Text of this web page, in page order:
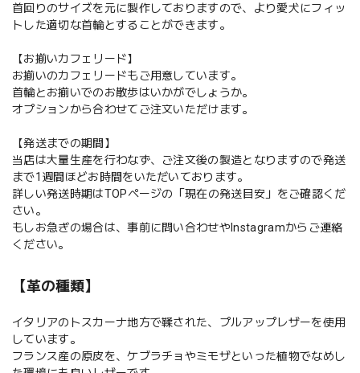
首回りのサイズを元に製作しておりますので、より愛犬にフィッ
トした適切な首輪とすることができます。
【お揃いカフェリード】
お揃いのカフェリードもご用意しています。
首輪とお揃いでのお散歩はいかがでしょうか。
オプションから合わせてご注文いただけます。
【発送までの期間】
当店は大量生産を行わなず、ご注文後の製造となりますので発送
まで1週間ほどお時間をいただいております。
詳しい発送時期はTOPページの「現在の発送目安」をご確認くだ
さい。
もしお急ぎの場合は、事前に問い合わせやInstagramからご連絡
ください。
【革の種類】
イタリアのトスカーナ地方で鞣された、プルアップレザーを使用
しています。
フランス産の原皮を、ケブラチョやミモザといった植物でなめし